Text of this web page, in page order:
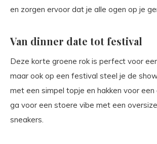
en zorgen ervoor dat je alle ogen op je
Van dinner date tot festival
Deze korte groene rok is perfect voor
maar ook op een festival steel je de
met een simpel topje en hakken voor een
ga voor een stoere vibe met een
sneakers.